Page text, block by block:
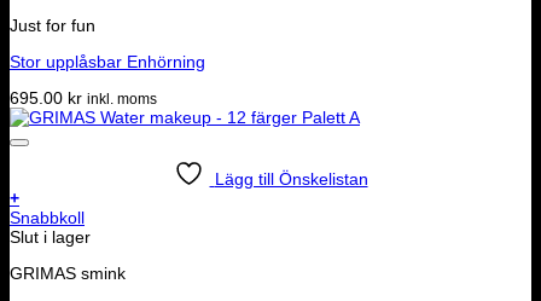
Just for fun
Stor upplåsbar Enhörning
695.00 kr inkl. moms
Lägg till Önskelistan
+
Snabbkoll
Slut i lager
GRIMAS smink